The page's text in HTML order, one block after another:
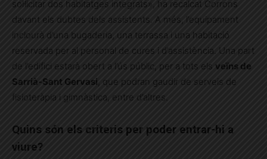
sol·licitar dos habitatges integrats», ha recalcat Corrons
davant els dubtes dels assistents. A més, l’equipament
inclourà d’una bugaderia, una terrassa i una habitació
reservada per al personal de cures i d’assistència. Una part
de l’edifici estarà obert a l’ús públic, per a tots els veïns de
Sarrià-Sant Gervasi, que podran gaudir de serveis de
fisioteràpia i gimnàstica, entre d’altres.
Quins són els criteris per poder entrar-hi a
viure?